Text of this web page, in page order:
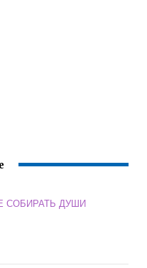
СОБИРАТЬ ДУШИ